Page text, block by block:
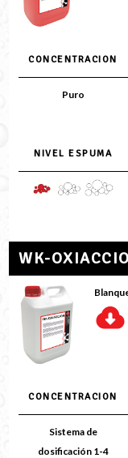
CONCENTRACION
Puro
NIVEL ESPUMA
WK-
CONCENTRACION
Sistema de
dosificación 1-4